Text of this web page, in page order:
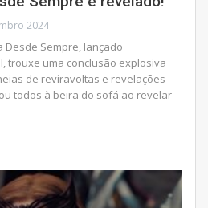
2024
Desde Sempre, lançado
trouxe uma conclusão explosiva
de reviravoltas e revelações
todos à beira do sofá ao revelar